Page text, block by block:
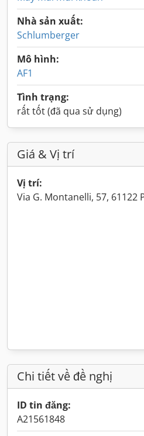
Nhà sản xuất:
Schlumberger
Mô hình:
AF1
Tình trạng:
rất tốt (đã qua sử dụng)
Giá & Vị trí
Vị trí:
Via G. Montanelli, 57, 61122
Chi tiết về đề nghị
ID tin đăng:
A21561848